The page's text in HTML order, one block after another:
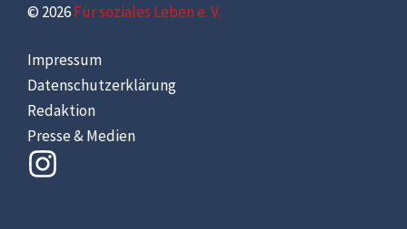
© 2026Für soziales Leben e. V.
Impressum
Datenschutzerklärung
Redaktion
Presse & Medien